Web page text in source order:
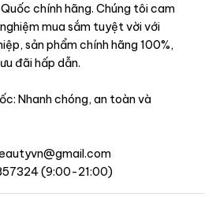
chính hãng. Chúng tôi cam
mua sắm tuyệt vời với
sản phẩm chính hãng 100%,
đãi hấp dẫn.
Nhanh chóng, an toàn và
(9:00-21:00)